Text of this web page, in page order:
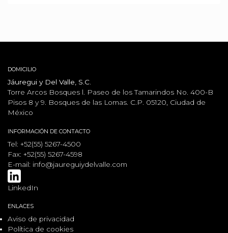
DOMICILIO
Jáuregui y Del Valle, S.C.
Torre Arcos Bosques l. Paseo de los Tamarindos No. 400-B
Pisos 8 y 9. Bosques de las Lomas. C.P. 05120, Ciudad de
México
INFORMACIÓN DE CONTACTO
Tel: +52(55) 5267-4500
Fax: +52(55) 5267-4598
E-mail: info@jaureguiydelvalle.com
LinkedIn
ENLACES
Aviso de privacidad
Política de cookies